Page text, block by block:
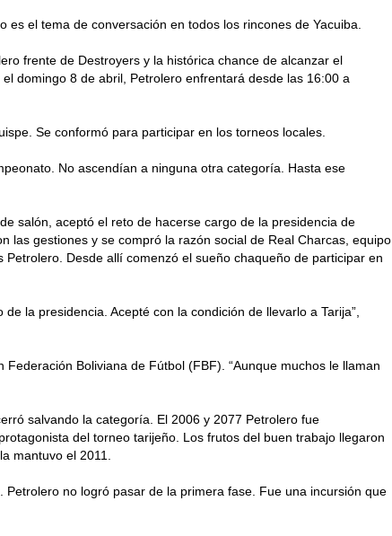
el tema de conversación en todos los rincones de Yacuiba.
frente de Destroyers y la histórica chance de alcanzar el
domingo 8 de abril, Petrolero enfrentará desde las 16:00 a
Se conformó para participar en los torneos locales.
No ascendían a ninguna otra categoría. Hasta ese
salón, aceptó el reto de hacerse cargo de la presidencia de
las gestiones y se compró la razón social de Real Charcas, equipo
Desde allí comenzó el sueño chaqueño de participar en
la presidencia. Acepté con la condición de llevarlo a Tarija”,
Boliviana de Fútbol (FBF). “Aunque muchos le llaman
salvando la categoría. El 2006 y 2077 Petrolero fue
del torneo tarijeño. Los frutos del buen trabajo llegaron
mantuvo el 2011.
no logró pasar de la primera fase. Fue una incursión que